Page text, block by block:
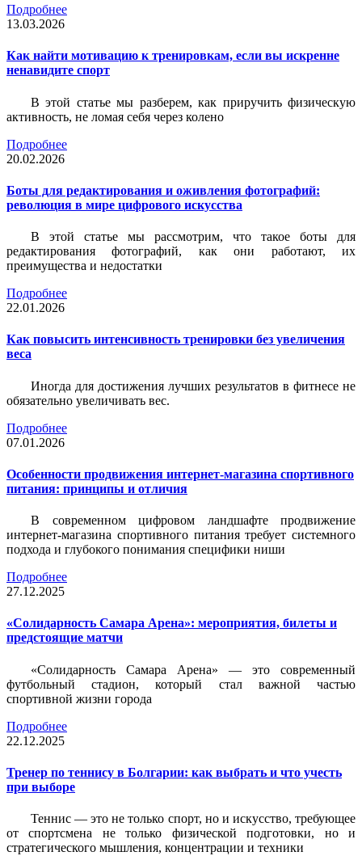
Подробнее
13.03.2026
Как найти мотивацию к тренировкам, если вы искренне
ненавидите спорт
В этой статье мы разберем, как приручить физическую
активность, не ломая себя через колено
Подробнее
20.02.2026
Боты для редактирования и оживления фотографий:
революция в мире цифрового искусства
В этой статье мы рассмотрим, что такое боты для
редактирования фотографий, как они работают, их
преимущества и недостатки
Подробнее
22.01.2026
Как повысить интенсивность тренировки без увеличения
веса
Иногда для достижения лучших результатов в фитнесе не
обязательно увеличивать вес.
Подробнее
07.01.2026
Особенности продвижения интернет-магазина спортивного
питания: принципы и отличия
В современном цифровом ландшафте продвижение
интернет-магазина спортивного питания требует системного
подхода и глубокого понимания специфики ниши
Подробнее
27.12.2025
«Солидарность Самара Арена»: мероприятия, билеты и
предстоящие матчи
«Солидарность Самара Арена» — это современный
футбольный стадион, который стал важной частью
спортивной жизни города
Подробнее
22.12.2025
Тренер по теннису в Болгарии: как выбрать и что учесть
при выборе
Теннис — это не только спорт, но и искусство, требующее
от спортсмена не только физической подготовки, но и
стратегического мышления, концентрации и техники